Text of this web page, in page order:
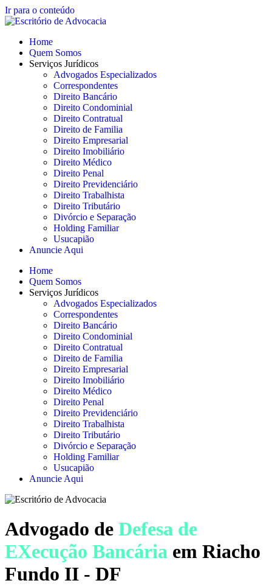
Ir para o conteúdo
Home
Quem Somos
Serviços Jurídicos
Advogados Especializados
Correspondentes
Direito Bancário
Direito Condominial
Direito Contratual
Direito de Familia
Direito Empresarial
Direito Imobiliário
Direito Médico
Direito Penal
Direito Previdenciário
Direito Trabalhista
Direito Tributário
Divórcio e Separação
Holding Familiar
Usucapião
Anuncie Aqui
Home
Quem Somos
Serviços Jurídicos
Advogados Especializados
Correspondentes
Direito Bancário
Direito Condominial
Direito Contratual
Direito de Familia
Direito Empresarial
Direito Imobiliário
Direito Médico
Direito Penal
Direito Previdenciário
Direito Trabalhista
Direito Tributário
Divórcio e Separação
Holding Familiar
Usucapião
Anuncie Aqui
Advogado de Defesa de
EXecução Bancária em Riacho
Fundo II - DF